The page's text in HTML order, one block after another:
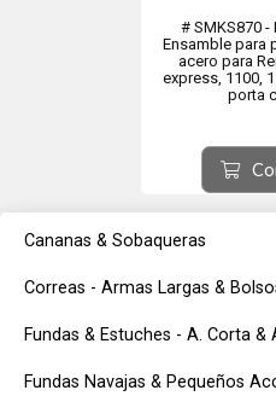
Cananas & Sobaqueras
Correas - Armas Largas &
Fundas & Estuches - A. Corta &
Fundas Navajas & Pequeños
# SMKS870 -
Ensamble para
acero para
express, 1100,
porta